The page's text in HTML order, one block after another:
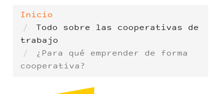
Inicio
Todo sobre las cooperativas de
trabajo
¿Para qué emprender de forma
cooperativa?